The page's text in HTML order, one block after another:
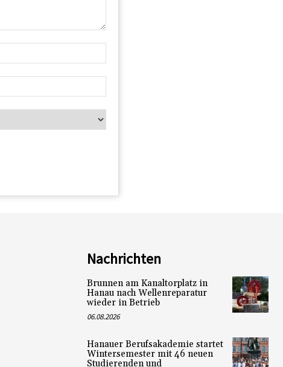
Nachrichten
Brunnen am Kanaltorplatz in
Hanau nach Wellenreparatur
wieder in Betrieb
06.08.2026
Hanauer Berufsakademie startet
Wintersemester mit 46 neuen
Studierenden und